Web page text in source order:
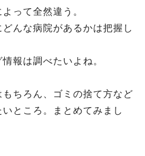
って全然違う。
んな病院があるかは把握し
報は調べたいよね。
ちろん、ゴミの捨て方など
ところ。まとめてみまし